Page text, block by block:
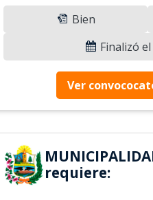
Bien
Finalizó
Ver
requiere: